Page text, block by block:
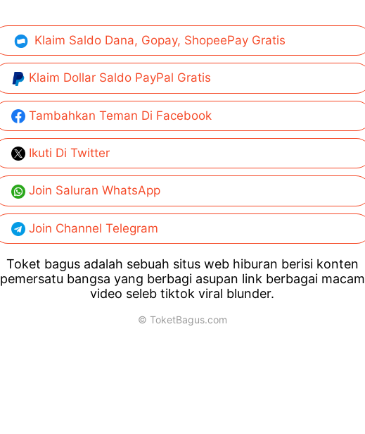
Klaim Saldo Dana, Gopay, ShopeePay Gratis
Klaim Dollar Saldo PayPal Gratis
Tambahkan Teman Di Facebook
Ikuti Di Twitter
Join Saluran WhatsApp
Join Channel Telegram
Toket bagus adalah sebuah situs web hiburan berisi konten
pemersatu bangsa yang berbagi asupan link berbagai macam
video seleb tiktok viral blunder.
© ToketBagus.com